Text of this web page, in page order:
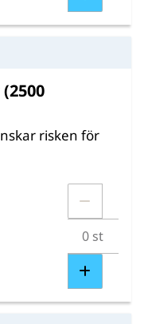
risken för